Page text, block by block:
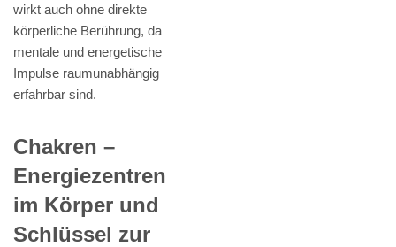
wirkt auch ohne direkte
körperliche Berührung, da
mentale und energetische
Impulse raumunabhängig
erfahrbar sind.
Chakren –
Energiezentren
im Körper und
Schlüssel zur